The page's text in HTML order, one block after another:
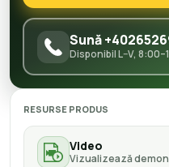
Sună
Disponibil L–V,
RESURSE PRODUS
Video
Vizualizează